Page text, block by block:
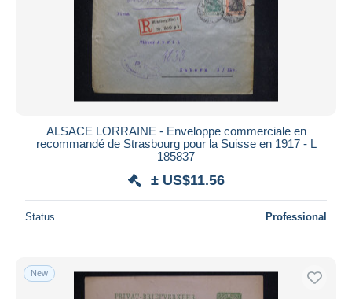
ALSACE LORRAINE - Enveloppe commerciale en
recommandé de Strasbourg pour la Suisse en 1917 - L
185837
± US$11.56
Status Professional
New